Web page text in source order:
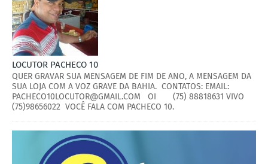
LOCUTOR PACHECO 10
QUER GRAVAR SUA MENSAGEM DE FIM DE ANO, A MENSAGEM DA
SUA LOJA COM A VOZ GRAVE DA BAHIA. CONTATOS: EMAIL:
PACHECO10LOCUTOR@GMAIL.COM OI (75) 88818631 VIVO
(75)98656022 VOCÊ FALA COM PACHECO 10.